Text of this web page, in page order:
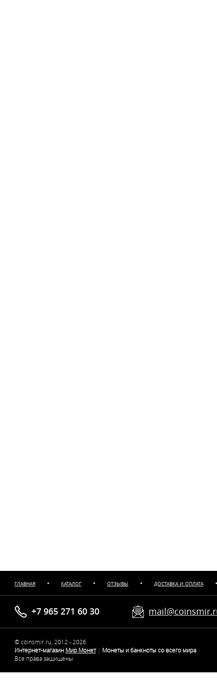
ГЛАВНАЯ • КАТАЛОГ • ОТЗЫВЫ • ДОСТАВКА И ОПЛАТА •
+7 965 271 60 30
© coinsmir.ru, 2012 - 2026
Интернет-магазин Мир Монет | Монеты и банкноты со всего мира
Все права защищены